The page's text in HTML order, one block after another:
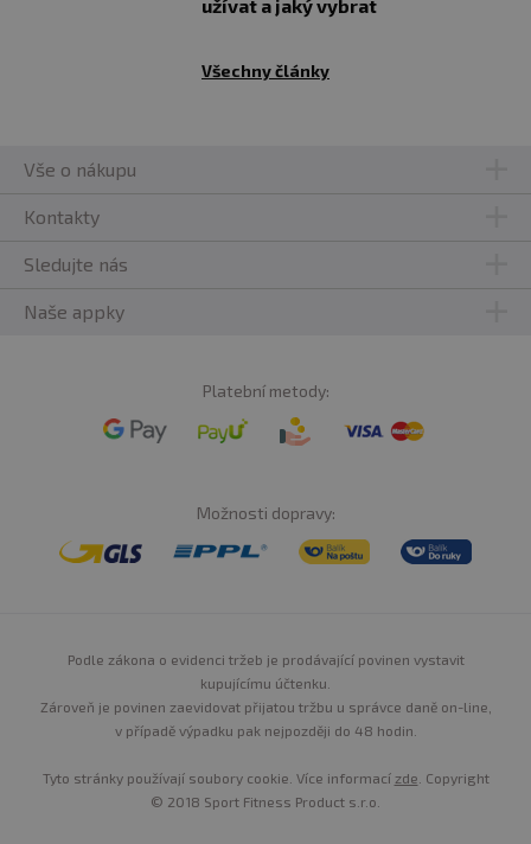
užívat a jaký vybrat
Všechny články
Vše o nákupu
Kontakty
Sledujte nás
Naše appky
Platební metody:
Možnosti dopravy:
Podle zákona o evidenci tržeb je prodávající povinen vystavit
kupujícímu účtenku.
Zároveň je povinen zaevidovat přijatou tržbu u správce daně on-line,
v případě výpadku pak nejpozději do 48 hodin.
Tyto stránky používají soubory cookie. Více informací zde . Copyright
© 2018 Sport Fitness Product s.r.o.